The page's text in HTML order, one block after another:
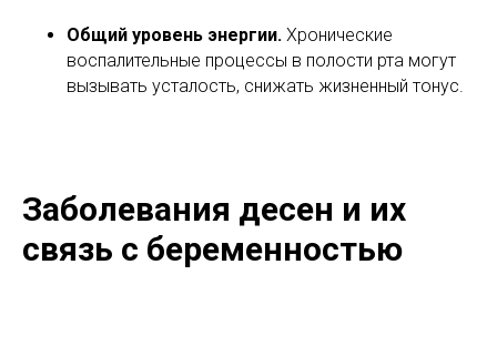
Общий уровень энергии. Хронические
воспалительные процессы в полости рта могут
вызывать усталость, снижать жизненный тонус.
Заболевания десен и их
связь с беременностью